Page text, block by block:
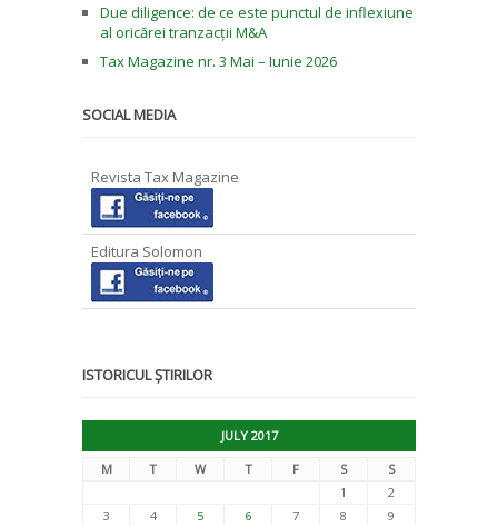
Due diligence: de ce este punctul de inflexiune
al oricărei tranzacții M&A
Tax Magazine nr. 3 Mai – Iunie 2026
SOCIAL MEDIA
Revista Tax Magazine
Editura Solomon
ISTORICUL ȘTIRILOR
JULY 2017
M
T W T F S
S
1
2
3
4 5 6 7 8
9